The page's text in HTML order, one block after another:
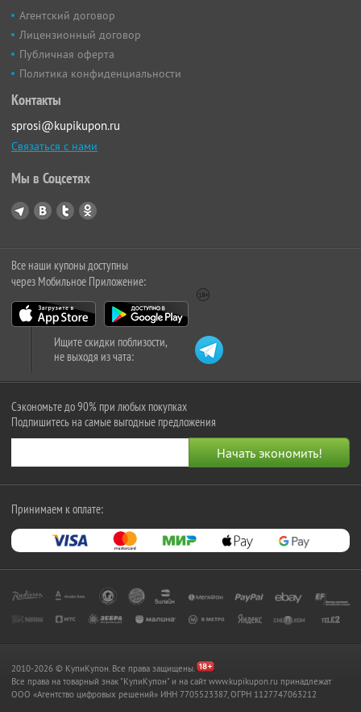
Агентский договор
Лицензионный договор
Публичная оферта
Политика конфиденциальности
Контакты
sprosi@kupikupon.ru
Связаться с нами
Мы в Соцсетях
Все наши купоны доступны
через Мобильное Приложение:
Ищите скидки поблизости,
не выходя из чата:
Сэкономьте до 90% при любых покупках
Подпишитесь на самые выгодные предложения
Принимаем к оплате:
2010-2026 © КупиКупон. Все права защищены.
Все права на товарный знак "КупиКупон" и на сайт www.kupikupon.ru принадлежат
OOO «Агентство цифровых решений» ИНН 7705523387, ОГРН 1127747063212